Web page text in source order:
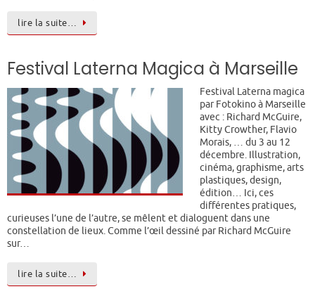
lire la suite…
Festival Laterna Magica à Marseille
Festival Laterna magica
par Fotokino à Marseille
avec : Richard McGuire,
Kitty Crowther, Flavio
Morais, … du 3 au 12
décembre. Illustration,
cinéma, graphisme, arts
plastiques, design,
édition… Ici, ces
différentes pratiques,
curieuses l’une de l’autre, se mêlent et dialoguent dans une
constellation de lieux. Comme l’œil dessiné par Richard McGuire
sur…
lire la suite…